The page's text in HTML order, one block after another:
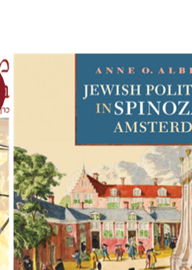
אן א' אלברט